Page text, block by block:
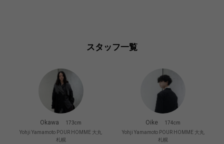
スタッフ一覧
Okawa
173cm
Yohji Yamamoto POUR HOMME 大丸
札幌
Oike
174cm
Yohji Yamamoto POUR HOMME 大丸
札幌